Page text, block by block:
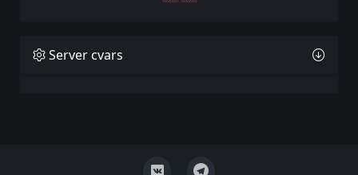
Server cvars